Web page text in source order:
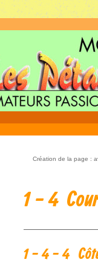
Création de la page :
1 - 4
1 - 4 - 4